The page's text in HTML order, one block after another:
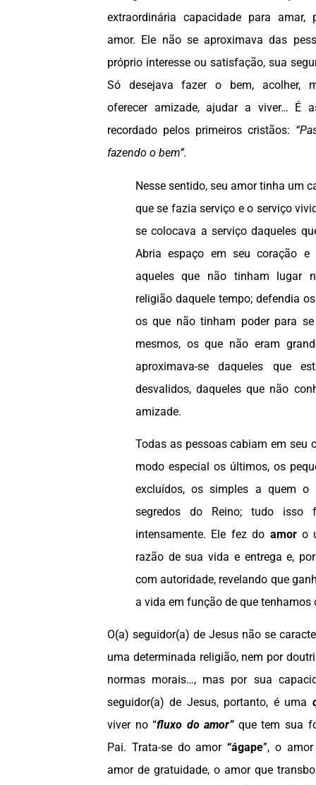
extraordinária capacidade para
amor. Ele não se aproximava das
próprio interesse ou satisfação, sua
Só desejava fazer o bem, acolher,
oferecer amizade, ajudar a viver… É
recordado pelos primeiros cristãos:
fazendo o bem”.
Nesse sentido, seu amor tinha um
que se fazia serviço e o serviço
se colocava a serviço daqueles
Abria espaço em seu coração
aqueles que não tinham lugar
religião daquele tempo; defendia
os que não tinham poder para
mesmos, os que não eram
aproximava-se daqueles que
desvalidos, daqueles que não
amizade.
Todas as pessoas cabiam em seu
modo especial os últimos, os
excluídos, os simples a quem o
segredos do Reino; tudo isso
intensamente. Ele fez do amoro
razão de sua vida e entrega e,
com autoridade, revelando que
a vida em função de que tenhamos
O(a) seguidor(a) de Jesus não se
uma determinada religião, nem por
normas morais…, mas por sua
seguidor(a) de Jesus, portanto, é uma
viver no “fluxo do amor”que tem sua
Pai. Trata-se do amor“ágape”, o amor
amor de gratuidade, o amor que